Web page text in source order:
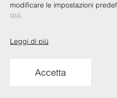
modificare le impostazioni
qui.
Leggi di più
Accetta